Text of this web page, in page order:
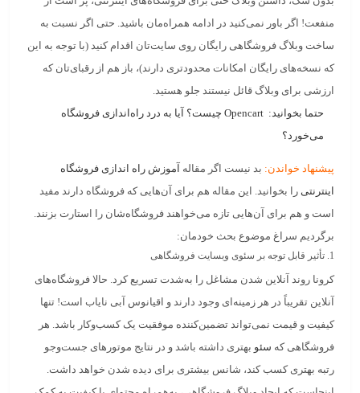
منفعت! اگر باور نمی‌کنید در ادامه همراه‌مان باشید. حتی اگر نسبت به
ساخت وبلاگ فروشگاهی رایگان روی سایت‌تان اقدام کنید (با توجه به این
که نسخه‌های رایگان امکانات محدودتری دارند)، باز هم از رقبای‌تان که
ارزشی برای وبلاگ قائل نیستند جلو هستید.
حتما بخوانید:
Opencart چیست؟ آیا به درد راه‌اندازی فروشگاه
می‌خورد؟
پیشنهاد خواندن: بد نیست اگر مقاله آموزش راه اندازی فروشگاه
اینترنتی را بخوانید. این مقاله هم برای آن‌هایی که فروشگاه دارند مفید
است و هم برای آن‌هایی تازه می‌خواهند فروشگاه‌شان را استارت بزنند.
برگردیم سراغ موضوع بحث خودمان:
1. تأثیر قابل توجه بر سئوی وبسایت فروشگاهی
کرونا روند آنلاین شدن مشاغل را به‌شدت تسریع کرد. حالا فروشگاه‌های
آنلاین تقریباً در هر زمینه‌ای وجود دارند و اقیانوس آبی نایاب است! تنها
کیفیت و قیمت نمی‌تواند تضمین‌کننده موفقیت یک کسب‌وکار باشد. هر
فروشگاهی که سئو بهتری داشته باشد و در نتایج موتورهای جست‌وجو
رتبه بهتری کسب کند، شانس بیشتری برای دیده شدن خواهد داشت.